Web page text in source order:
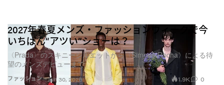
だ。“コレクションの見せ方＝マーケティング”だけでな
く、そもそものデザインの段階から、その影響が入り
込みつつある。
デザイナーが装っているのはもはや身体だけではな
ファッション
2027年春夏メンズ・ファッションウィークで今
いちばん“アツい”ショーは？
〈Prada〉のスキニーシルエットから〈Simone Rocha〉による待
望のメンズデビューまで
Jun 30, 2026 1.9K 0